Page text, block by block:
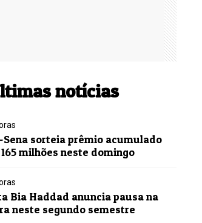
notícias
Sena sorteia prêmio acumulado
milhões neste domingo
Bia Haddad anuncia pausa na
neste segundo semestre